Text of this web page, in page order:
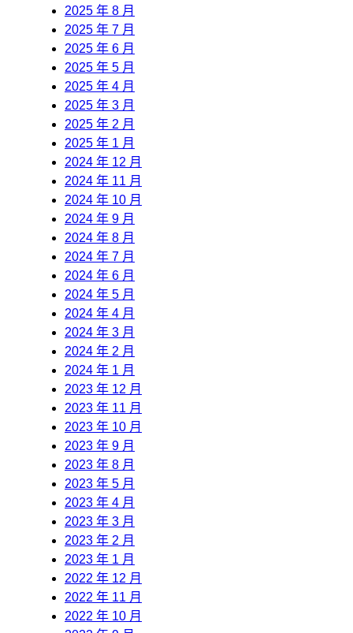
2025 年 8 月
2025 年 7 月
2025 年 6 月
2025 年 5 月
2025 年 4 月
2025 年 3 月
2025 年 2 月
2025 年 1 月
2024 年 12 月
2024 年 11 月
2024 年 10 月
2024 年 9 月
2024 年 8 月
2024 年 7 月
2024 年 6 月
2024 年 5 月
2024 年 4 月
2024 年 3 月
2024 年 2 月
2024 年 1 月
2023 年 12 月
2023 年 11 月
2023 年 10 月
2023 年 9 月
2023 年 8 月
2023 年 5 月
2023 年 4 月
2023 年 3 月
2023 年 2 月
2023 年 1 月
2022 年 12 月
2022 年 11 月
2022 年 10 月